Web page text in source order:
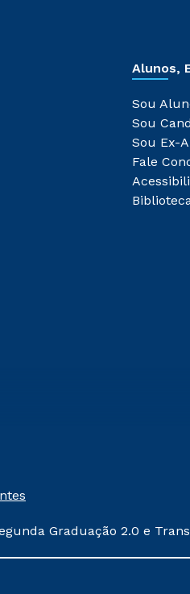
Alunos,
Sou
Sou
Sou Ex-
Fale
Graduação 2.0 e